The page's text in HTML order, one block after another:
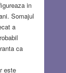
in
Somajul
a
ca
este